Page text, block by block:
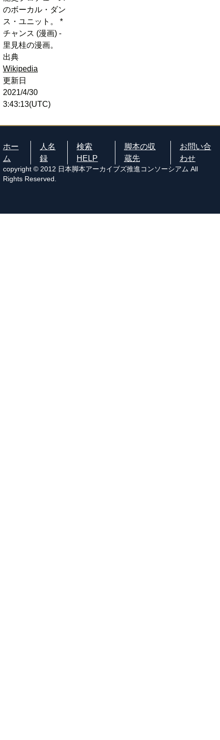
のボーカル・ダン
ス・ユニット。 *
チャンス (漫画) -
里見桂の漫画。
出典
Wikipedia
更新日
2021/4/30
3:43:13(UTC)
ホー
ム
人名
録
検索
HELP
脚本の収
蔵先
お問い合
わせ
copyright © 2012 日本脚本アーカイブズ推進コンソーシアム All
Rights Reserved.